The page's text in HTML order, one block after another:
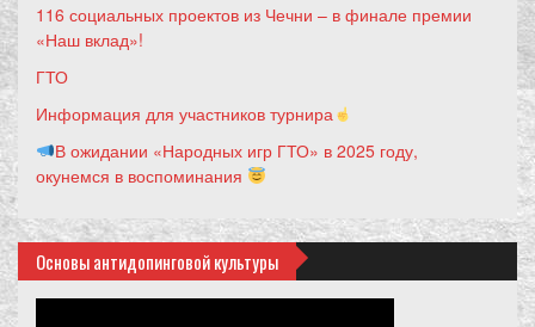
116 социальных проектов из Чечни – в финале премии
«Наш вклад»!
ГТО
Информация для участников турнира
В ожидании «Народных игр ГТО» в 2025 году,
окунемся в воспоминания
Основы антидопинговой культуры